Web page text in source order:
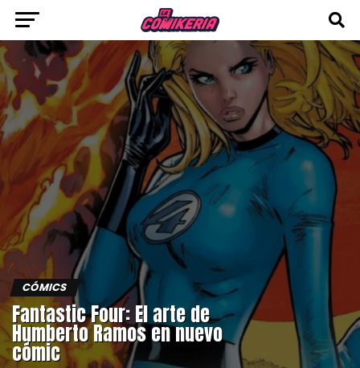
CÓMICS
Fantastic Four: El arte de
Humberto Ramos en nuevo
cómic